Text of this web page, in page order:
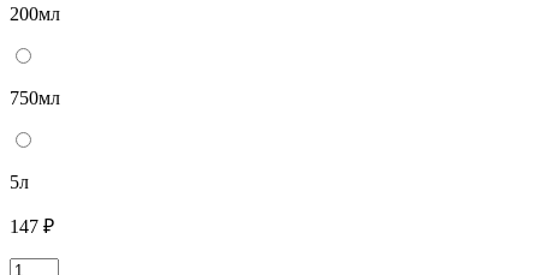
200мл
750мл
5л
147 ₽